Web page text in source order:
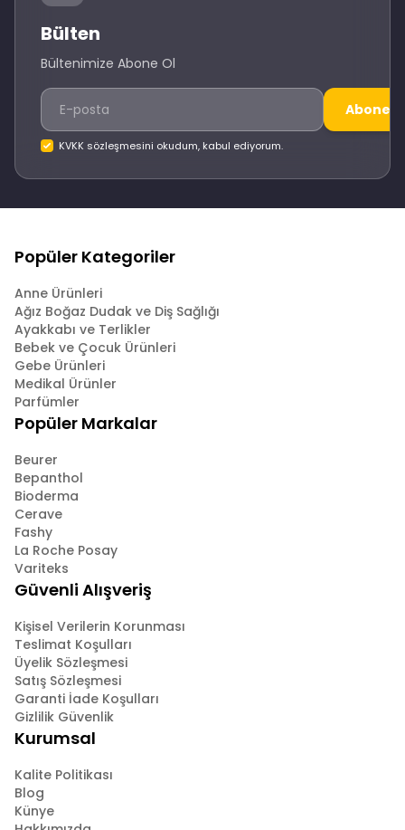
Bülten
Bültenimize Abone Ol
Abone
KVKK sözleşmesini okudum, kabul ediyorum.
Popüler Kategoriler
Anne Ürünleri
Ağız Boğaz Dudak ve Diş Sağlığı
Ayakkabı ve Terlikler
Bebek ve Çocuk Ürünleri
Gebe Ürünleri
Medikal Ürünler
Parfümler
Popüler Markalar
Beurer
Bepanthol
Bioderma
Cerave
Fashy
La Roche Posay
Variteks
Güvenli Alışveriş
Kişisel Verilerin Korunması
Teslimat Koşulları
Üyelik Sözleşmesi
Satış Sözleşmesi
Garanti İade Koşulları
Gizlilik Güvenlik
Kurumsal
Kalite Politikası
Blog
Künye